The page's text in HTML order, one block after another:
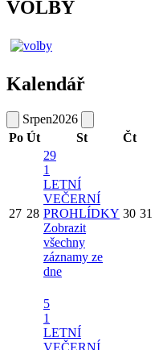
VOLBY
Kalendář
Srpen2026
Po Út St Čt
27 28
29
1
LETNÍ
VEČERNÍ
PROHLÍDKY
Zobrazit
všechny
záznamy ze
dne
30 31
5
1
LETNÍ
VEČERNÍ